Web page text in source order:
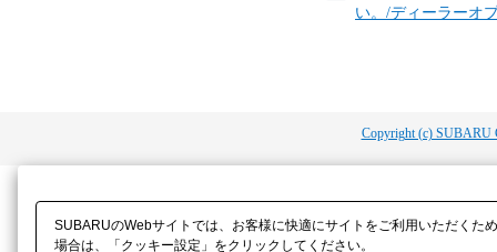
い。/ディーラーオ
Copyright (c) SUBARU
SUBARUのWebサイトでは、お客様に快適にサイトをご利用いただく
場合は、「クッキー設定」をクリックしてください。​